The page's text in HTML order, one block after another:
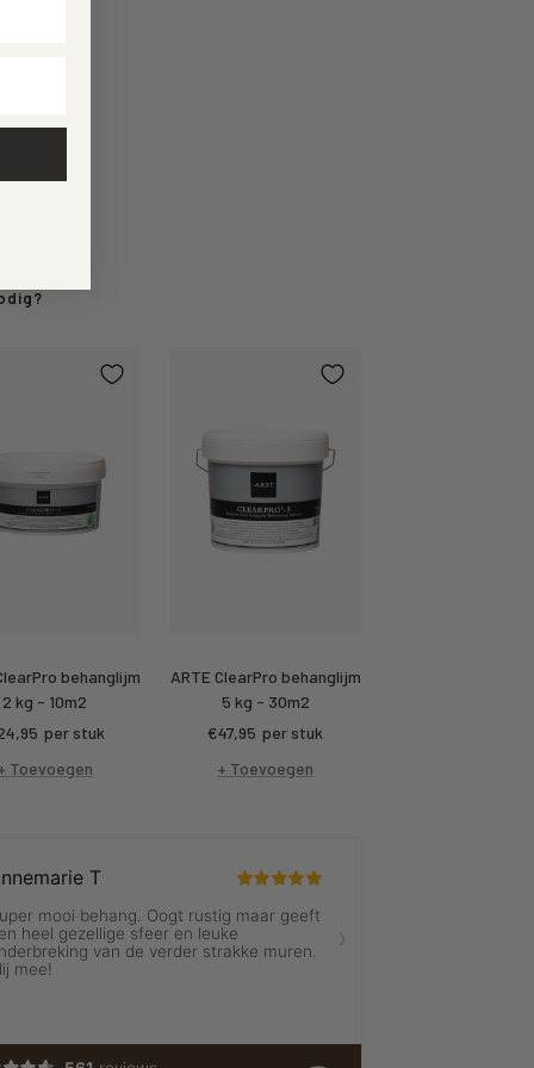
behanglijm
2 kg - 10m2
per stuk
Toevoegen
ARTE ClearPro behanglijm
5 kg - 30m2
Kortings
prijs
€47,95 per stuk
+ Toevoegen